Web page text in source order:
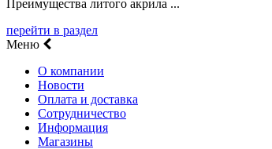
Преимущества литого акрила ...
перейти в раздел
Меню
О компании
Новости
Оплата и доставка
Сотрудничество
Информация
Магазины